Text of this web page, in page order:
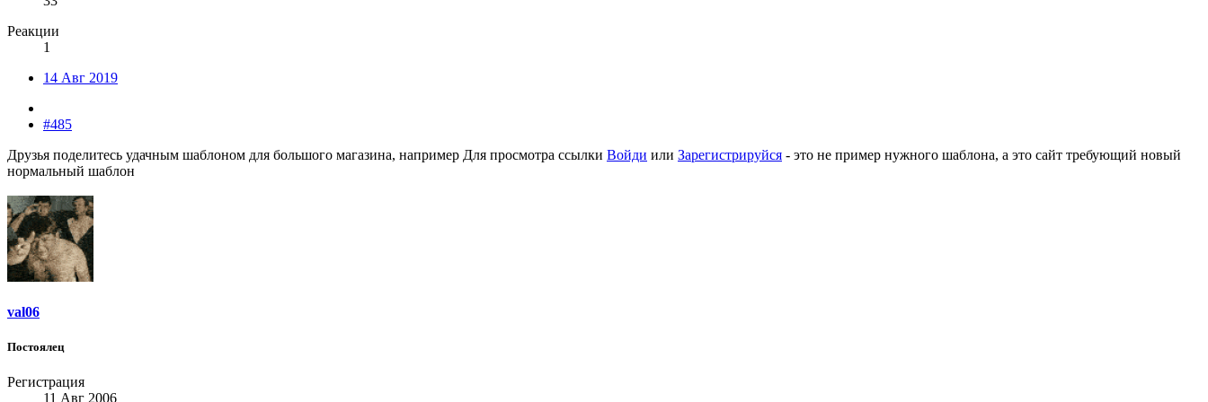
Реакции
1
14 Авг 2019
#485
Друзья поделитесь удачным шаблоном для большого магазина, например Для просмотра ссылки Войди или Зарегистрируйся - это не пример нужного шаблона, а это сайт требующий новый
нормальный шаблон
val06
Постоялец
Регистрация
11 Авг 2006